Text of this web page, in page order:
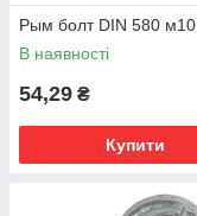
Рым болт DIN 580 м10
В наявності
54,29 ₴
Купити